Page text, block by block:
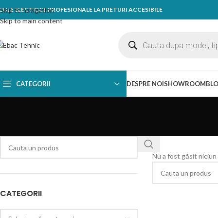
Skip to navigation
Skip to main content
ELECTRICE PROFESIONALE LA PRETURI ACCESIBILE
CATEGORII DESPRE NOISHOWROOM
CATEGORII
Nu a fost găsit niciun